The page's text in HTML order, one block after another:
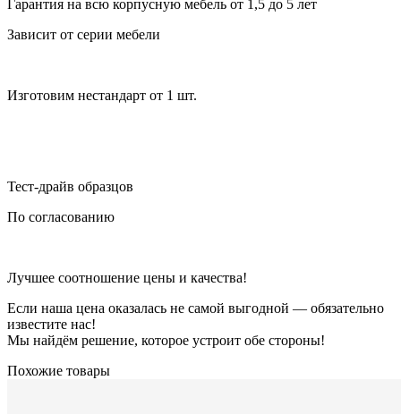
Гарантия на всю корпусную мебель от 1,5 до 5 лет
Зависит от серии мебели
Изготовим нестандарт от 1 шт.
Тест-драйв образцов
По согласованию
Лучшее соотношение цены и качества!
Если наша цена оказалась не самой выгодной — обязательно
известите нас!
Мы найдём решение, которое устроит обе стороны!
Похожие товары